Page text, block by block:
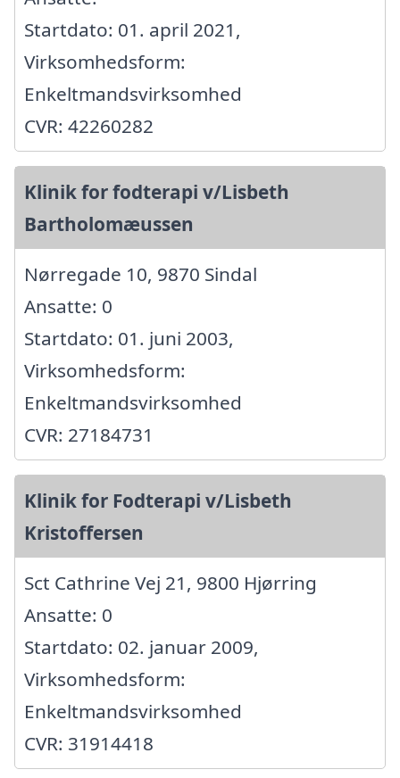
Startdato: 01. april 2021,
Virksomhedsform:
Enkeltmandsvirksomhed
CVR: 42260282
Klinik for fodterapi v/Lisbeth
Bartholomæussen
Nørregade 10, 9870 Sindal
Ansatte: 0
Startdato: 01. juni 2003,
Virksomhedsform:
Enkeltmandsvirksomhed
CVR: 27184731
Klinik for Fodterapi v/Lisbeth
Kristoffersen
Sct Cathrine Vej 21, 9800 Hjørring
Ansatte: 0
Startdato: 02. januar 2009,
Virksomhedsform:
Enkeltmandsvirksomhed
CVR: 31914418